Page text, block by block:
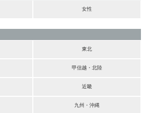
女性
東北
甲信越・北陸
近畿
九州・沖縄